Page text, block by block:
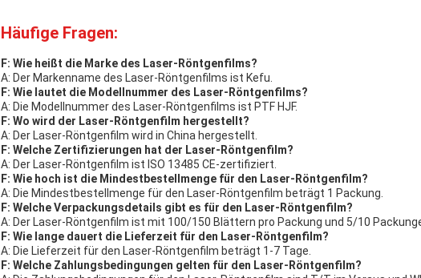
Häufige Fragen:
F: Wie heißt die Marke des Laser-Röntgenfilms?
A: Der Markenname des Laser-Röntgenfilms ist Kefu.
F: Wie lautet die Modellnummer des Laser-Röntgenfilms?
A: Die Modellnummer des Laser-Röntgenfilms ist PTF HJF.
F: Wo wird der Laser-Röntgenfilm hergestellt?
A: Der Laser-Röntgenfilm wird in China hergestellt.
F: Welche Zertifizierungen hat der Laser-Röntgenfilm?
A: Der Laser-Röntgenfilm ist ISO 13485 CE-zertifiziert.
F: Wie hoch ist die Mindestbestellmenge für den Laser-Röntgenfilm?
A: Die Mindestbestellmenge für den Laser-Röntgenfilm beträgt 1 Packung.
F: Welche Verpackungsdetails gibt es für den Laser-Röntgenfilm?
A: Der Laser-Röntgenfilm ist mit 100/150 Blättern pro Packung und 5/10
F: Wie lange dauert die Lieferzeit für den Laser-Röntgenfilm?
A: Die Lieferzeit für den Laser-Röntgenfilm beträgt 1-7 Tage.
F: Welche Zahlungsbedingungen gelten für den Laser-Röntgenfilm?